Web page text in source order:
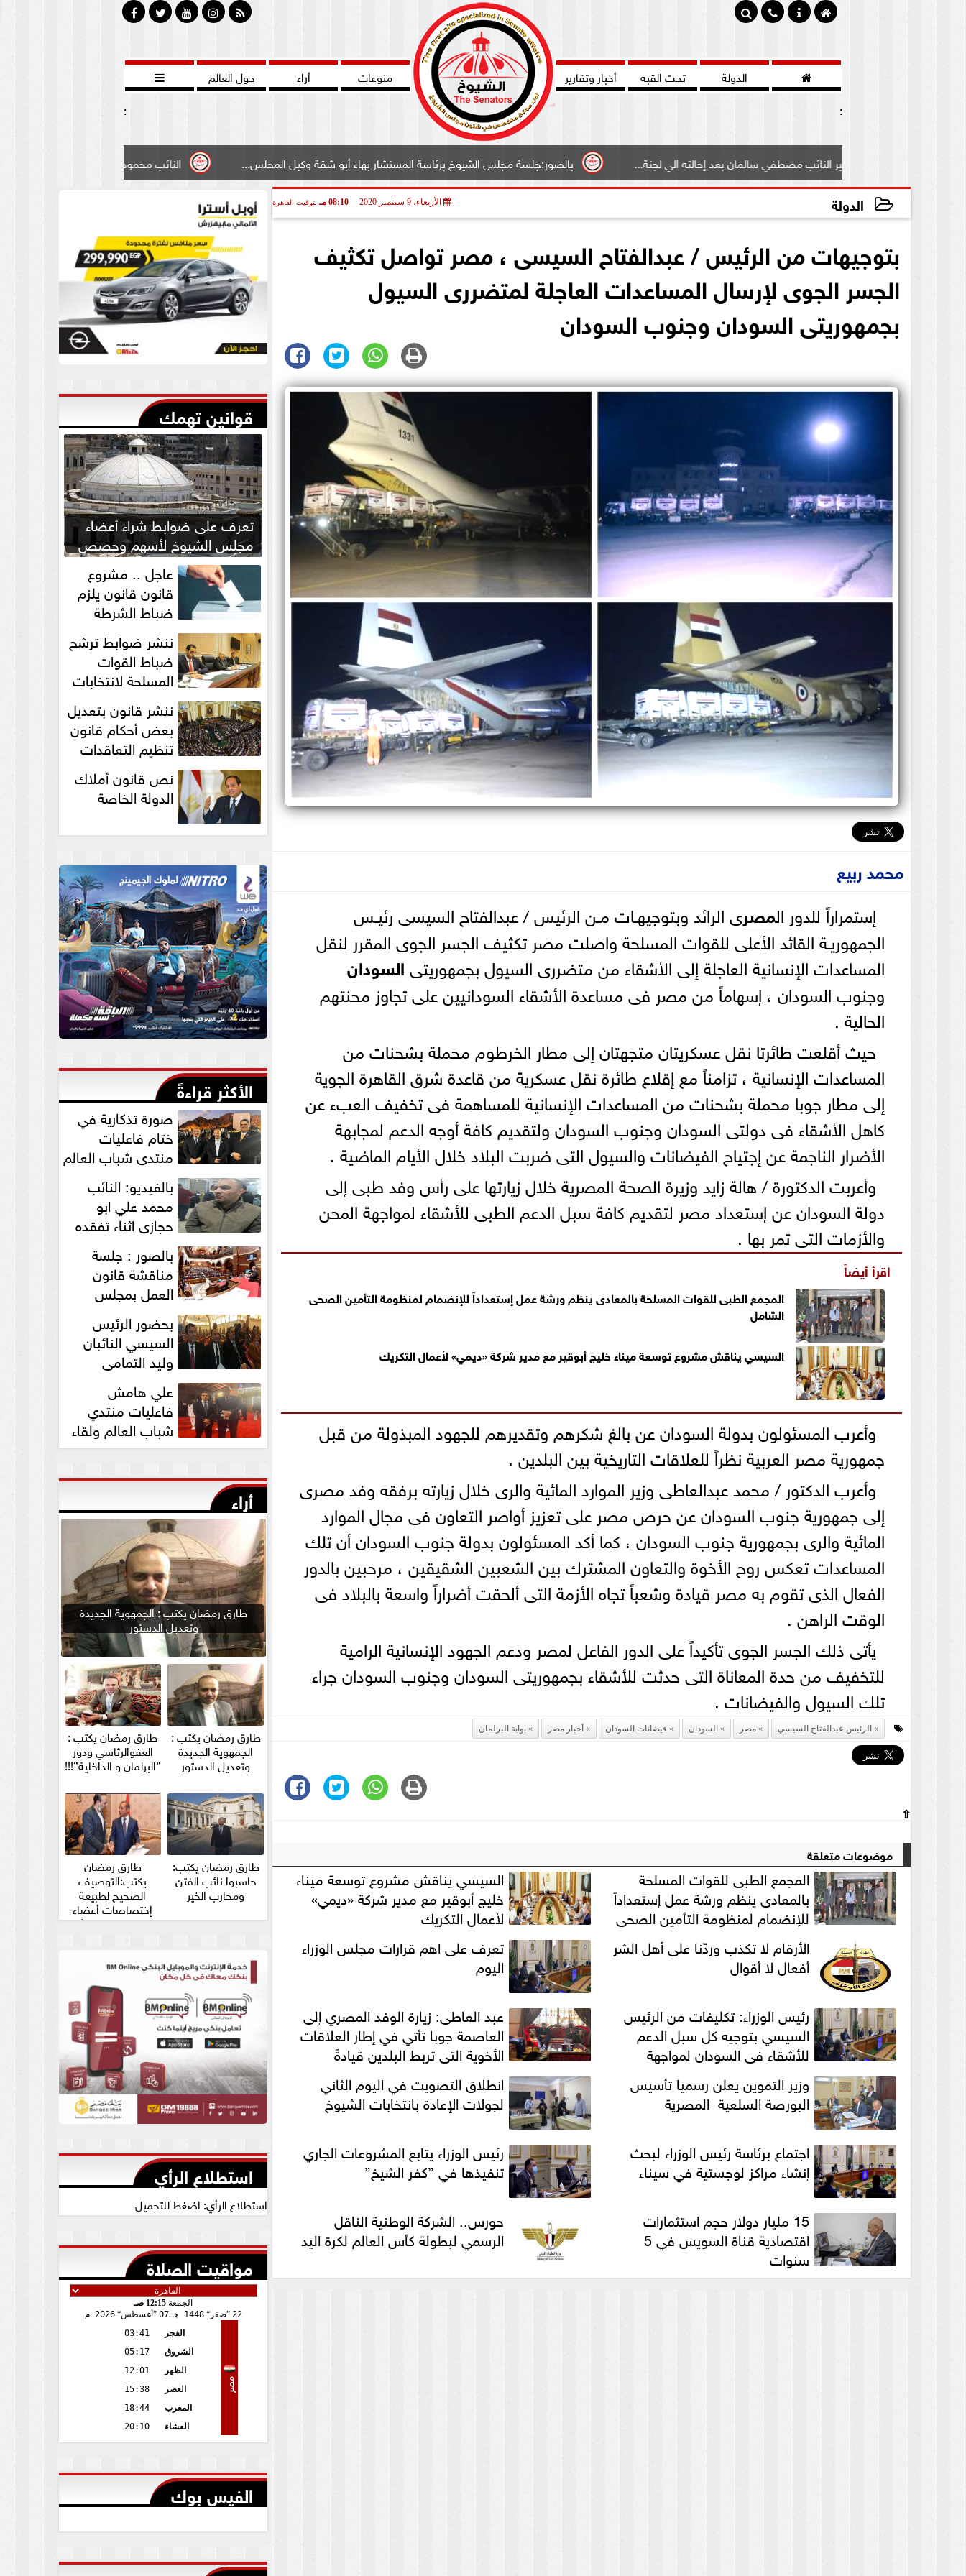
 الدولة تحت القبه أخبار وتقارير منوعات أراء حول العالم

:
:
النائب محمود سامي ”لبوابة الشيوخ”طالبت بادخال بالصور:جلسة مجلس الشيوخ برئاسة المستشار بهاء أبو شقة وكيل المجلس... علي مصير النائب مصطفي سالمان بعد إحالته الي لجنة...
الدولة الأربعاء، 9 سبتمبر 2020 08:10 مـ بتوقيت القاهرة
بتوجيهات من الرئيس / عبدالفتاح السيسى ، مصر تواصل تكثيف
الجسر الجوى لإرسال المساعدات العاجلة لمتضررى السيول
بجمهوريتى السودان وجنوب السودان
محمد ربيع
إستمراراً للدور المصرى الرائد وبتوجيهـات مـن الرئيس / عبدالفتاح السيسى رئيـس
الجمهوريـة القائد الأعلى للقوات المسلحة واصلت مصر تكثيف الجسر الجوى المقرر لنقل
المساعدات الإنسانية العاجلة إلى الأشقاء من متضررى السيول بجمهوريتىالسودان
وجنوب السودان ، إسهاماً من مصر فى مساعدة الأشقاء السودانيين على تجاوز محنتهم
الحالية .
حيث أقلعت طائرتا نقل عسكريتان متجهتان إلى مطار الخرطوم محملة بشحنات من
المساعدات الإنسانية ، تزامناً مع إقلاع طائرة نقل عسكرية من قاعدة شرق القاهرة الجوية
إلى مطار جوبا محملة بشحنات من المساعدات الإنسانية للمساهمة فى تخفيف العبء عن
كاهل الأشقاء فى دولتى السودان وجنوب السودان ولتقديم كافة أوجه الدعم لمجابهة
الأضرار الناجمة عن إجتياح الفيضانات والسيول التى ضربت البلاد خلال الأيام الماضية .
وأعربت الدكتورة / هالة زايد وزيرة الصحة المصرية خلال زيارتها على رأس وفد طبى إلى
دولة السودان عن إستعداد مصر لتقديم كافة سبل الدعم الطبى للأشقاء لمواجهة المحن
والأزمات التى تمر بها .
اقرأ أيضاً
المجمع الطبى للقوات المسلحة بالمعادى ينظم ورشة عمل إستعداداً للإنضمام لمنظومة التأمين الصحى
الشامل
السيسي يناقش مشروع توسعة ميناء خليج أبوقير مع مدير شركة «ديمي» لأعمال التكريك
وأعرب المسئولون بدولة السودان عن بالغ شكرهم وتقديرهم للجهود المبذولة من قبل
جمهورية مصر العربية نظراً للعلاقات التاريخية بين البلدين .
وأعرب الدكتور / محمد عبدالعاطى وزير الموارد المائية والرى خلال زيارته برفقه وفد مصرى
إلى جمهورية جنوب السودان عن حرص مصر على تعزيز أواصر التعاون فى مجال الموارد
المائية والرى بجمهورية جنوب السودان ، كما أكد المسئولون بدولة جنوب السودان أن تلك
المساعدات تعكس روح الأخوة والتعاون المشترك بين الشعبين الشقيقين ، مرحبين بالدور
الفعال الذى تقوم به مصر قيادة وشعباً تجاه الأزمة التى ألحقت أضراراً واسعة بالبلاد فى
الوقت الراهن .
يأتى ذلك الجسر الجوى تأكيداً على الدور الفاعل لمصر ودعم الجهود الإنسانية الرامية
للتخفيف من حدة المعاناة التى حدثت للأشقاء بجمهوريتى السودان وجنوب السودان جراء
تلك السيول والفيضانات .
الرئيس عبدالفتاح السيسي مصر السودان فيضانات السودان أخبار مصر بوابة البرلمان
⇧
موضوعات متعلقة
المجمع الطبى للقوات المسلحة
بالمعادى ينظم ورشة عمل إستعداداً
للإنضمام لمنظومة التأمين الصحى
الشامل
السيسي يناقش مشروع توسعة ميناء
خليج أبوقير مع مدير شركة «ديمي»
لأعمال التكريك
الأرقام لا تكذب وردّنا على أهل الشر
أفعال لا أقوال
تعرف على اهم قرارات مجلس الوزراء
اليوم
رئيس الوزراء: تكليفات من الرئيس
السيسي بتوجيه كل سبل الدعم
للأشقاء في السودان لمواجهة
عبد العاطى: زيارة الوفد المصري إلى
العاصمة جوبا تأتي في إطار العلاقات
الأخوية التي تربط البلدين قيادةً
وزير التموين يعلن رسميا تأسيس
البورصة السلعية المصرية
انطلاق التصويت في اليوم الثاني
لجولات الإعادة بانتخابات الشيوخ
اجتماع برئاسة رئيس الوزراء لبحث
إنشاء مراكز لوجستية في سيناء
رئيس الوزراء يتابع المشروعات الجاري
تنفيذها في ”كفر الشيخ”
15 مليار دولار حجم استثمارات
اقتصادية قناة السويس في 5
سنوات
حورس.. الشركة الوطنية الناقل
الرسمي لبطولة كأس العالم لكرة اليد
قوانين تهمك
تعرف على ضوابط شراء أعضاء
مجلس الشيوخ لأسهم وحصص
بالشركات عاجل .. مشروع
قانون قانون يلزم
ضباط الشرطة
بالاستئذان لخوض
انتخابات... ننشر ضوابط ترشح
ضباط القوات
المسلحة لانتخابات
الرئاسة والمجالس
النيابية والمحلية‎ ننشر قانون بتعديل
بعض أحكام قانون
تنظيم التعاقدات
نص قانون أملاك
الدولة الخاصة
الأكثر قراءةً
صورة تذكارية في
ختام فاعليات
منتدي شباب العالم
”التمامي... بالفيديو: النائب
محمد علي ابو
حجازي اثناء تفقده
للكشف علي... بالصور : جلسة
مناقشة قانون
العمل بمجلس
المستشار عبد الوهاب...
بحضور الرئيس
السيسي النائبان
وليد التمامي
يشاركان في قداس عيد...
علي هامش
فاعليات منتدي
شباب العالم ولقاء
النائب وليد التمامي
أراء
طارق رمضان يكتب : الجمهوية الجديدة
وتعديل الدستور
طارق رمضان يكتب :
الجمهوية الجديدة
وتعديل الدستور
طارق رمضان يكتب :
العفوالرئاسي ودور
”البرلمان و الداخلية”!!!
طارق رمضان يكتب:
حاسبوا نائب الفتن
ومحارب الخير
طارق رمضان
يكتب:التوصيف
الصحيح لطبيعة
إختصاصات أعضاء
مجلس الشيوخ والأمين
استطلاع الرأي
استطلاع الرأي: اضغط للتحميل
مواقيت الصلاة
الجمعة 12:15 صـ
22
صفر 1448 هـ 07 أغسطس 2026 م
مصر
الفجر
03:41
الشروق
05:17
الظهر
12:01
العصر
15:38
المغرب
18:44
العشاء
20:10
الفيس بوك